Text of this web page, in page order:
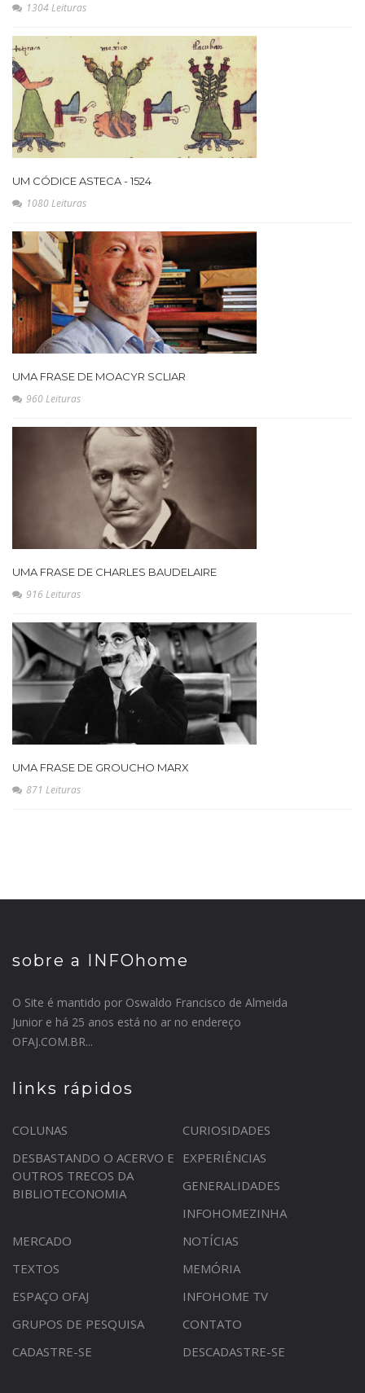
1304 Leituras
UM CÓDICE ASTECA - 1524
1080 Leituras
UMA FRASE DE MOACYR SCLIAR
960 Leituras
UMA FRASE DE CHARLES BAUDELAIRE
916 Leituras
UMA FRASE DE GROUCHO MARX
871 Leituras
sobre a INFOhome
O Site é mantido por Oswaldo Francisco de Almeida
Junior e há 25 anos está no ar no endereço
OFAJ.COM.BR...
links rápidos
COLUNAS
CURIOSIDADES
DESBASTANDO O ACERVO E
OUTROS TRECOS DA
BIBLIOTECONOMIA
EXPERIÊNCIAS
GENERALIDADES
INFOHOMEZINHA
MERCADO
NOTÍCIAS
TEXTOS
MEMÓRIA
ESPAÇO OFAJ
INFOHOME TV
GRUPOS DE PESQUISA
CONTATO
CADASTRE-SE
DESCADASTRE-SE